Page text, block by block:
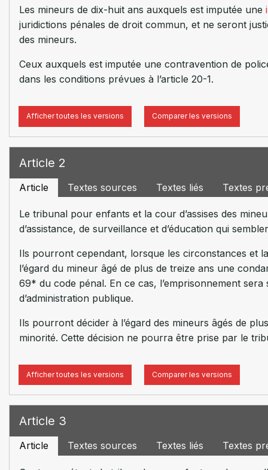
Les mineurs de dix-huit ans auxquels est imputée une
juridictions pénales de droit commun, et ne seront
des mineurs.
Ceux auxquels est imputée une contravention de
dans les conditions prévues à l’article 20-1.
Afficher toutes les versions Comparer les versions
Article 2
Article Textes sources Textes liés Textes
Le tribunal pour enfants et la cour d’assises des
d’assistance, de surveillance et d’éducation qui
Ils pourront cependant, lorsque les circonstances et
l’égard du mineur âgé de plus de treize ans une
69* du code pénal. En ce cas, l’emprisonnement
d’administration publique.
Ils pourront décider à l’égard des mineurs âgés de
minorité. Cette décision ne pourra être prise par le
Afficher toutes les versions Comparer les versions
Article 3
Article Textes sources Textes liés Textes